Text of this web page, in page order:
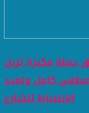
مكبرة تزيل
كامل وتعيد
الانضباط للشارع